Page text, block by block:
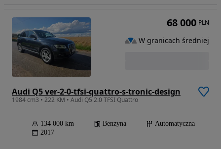
Audi Q5 ver-2-0-tfsi-quattro-s-tronic-design
1984 cm3 • 222 KM • Audi Q5 2.0 TFSI Quattro
134 000 km Benzyna
Automatyczna
2017
68 000 PLN
W granicach średniej